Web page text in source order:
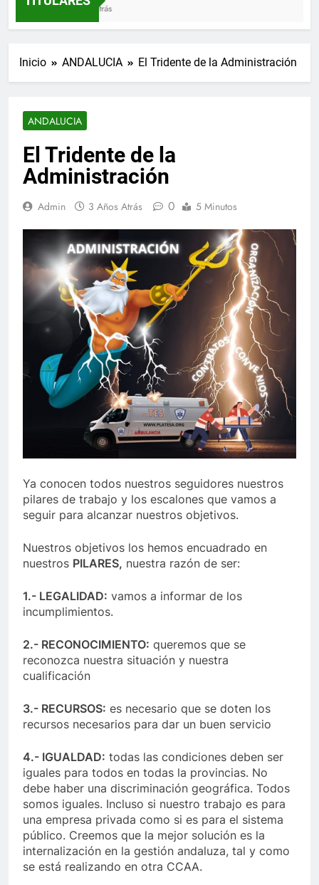
3 Semanas Atrás
Inicio ANDALUCIA El Tridente de la Administración
ANDALUCIA
El Tridente de la
Administración
Admin 3 Años Atrás 0 5 Minutos
Ya conocen todos nuestros seguidores nuestros
pilares de trabajo y los escalones que vamos a
seguir para alcanzar nuestros objetivos.
Nuestros objetivos los hemos encuadrado en
nuestros PILARES, nuestra razón de ser:
1.- LEGALIDAD: vamos a informar de los
incumplimientos.
2.- RECONOCIMIENTO: queremos que se
reconozca nuestra situación y nuestra
cualificación
3.- RECURSOS: es necesario que se doten los
recursos necesarios para dar un buen servicio
4.- IGUALDAD: todas las condiciones deben ser
iguales para todos en todas la provincias. No
debe haber una discriminación geográfica. Todos
somos iguales. Incluso si nuestro trabajo es para
una empresa privada como si es para el sistema
público. Creemos que la mejor solución es la
internalización en la gestión andaluza, tal y como
se está realizando en otra CCAA.